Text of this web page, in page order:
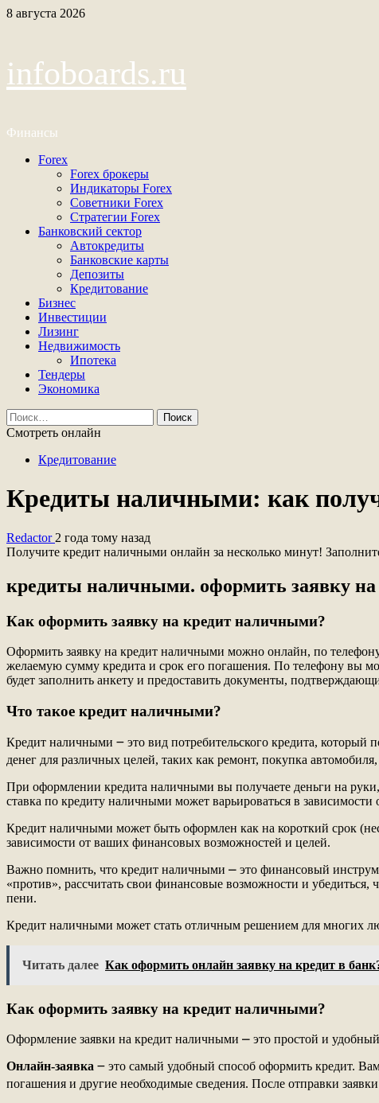
Перейти
8 августа 2026
infoboards.ru
Финансы
Основное
Forex
Forex брокеры
Индикаторы Forex
Советники Forex
Стратегии Forex
Банковский сектор
Автокредиты
Банковские карты
Депозиты
Кредитование
Бизнес
Инвестиции
Лизинг
Недвижимость
Ипотека
Тендеры
Экономика
Найти:
Смотреть онлайн
Кредитование
Кредиты наличными: как
Redactor 2 года тому назад
Получите кредит наличными онлайн за несколько минут!
кредиты наличными. оформить заявку
Как оформить заявку на кредит наличными?
Оформить заявку на кредит наличными можно онлайн, по
желаемую сумму кредита и срок его погашения. По телефону вы
будет заполнить анкету и предоставить документы,
Что такое кредит наличными?
Кредит наличными ౼ это вид потребительского кредита,
денег для различных целей, таких как ремонт, покупка
При оформлении кредита наличными вы получаете деньги на
ставка по кредиту наличными может варьироваться в
Кредит наличными может быть оформлен как на короткий срок
зависимости от ваших финансовых возможностей и целей.
Важно помнить, что кредит наличными ⎼ это финансовый
«против», рассчитать свои финансовые возможности и
пени.
Кредит наличными может стать отличным решением для многих
Читать далее Как оформить онлайн заявку на кредит в
Как оформить заявку на кредит наличными?
Оформление заявки на кредит наличными ⎼ это простой и
Онлайн-заявка ౼ это самый удобный способ оформить кредит.
погашения и другие необходимые сведения. После отправки